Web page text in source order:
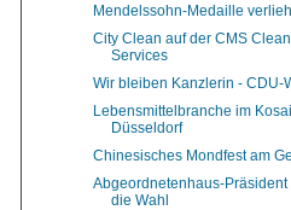
Mendelssohn-Medaille
City Clean auf der CMS
Services
Wir bleiben Kanzlerin - CDU-
Lebensmittelbranche im
Düsseldorf
Chinesisches Mondfest am
Abgeordnetenhaus-
die Wahl